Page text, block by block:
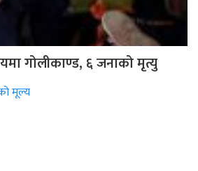
गोलीकाण्ड, ६ जनाको मृत्यु